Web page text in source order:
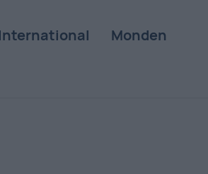
Monden